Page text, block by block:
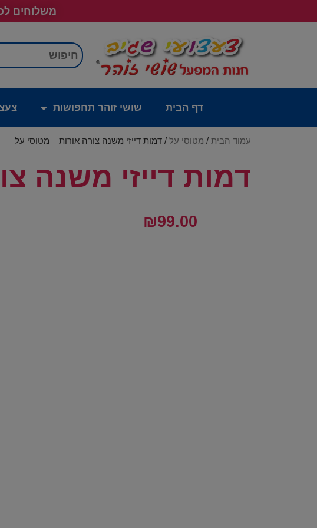
משלוחים לכל חלקי
דף הבית שושי זוהר תחפושות
עמוד הבית / מטוסי על / דמות דייזי משנה צורה אורות – מטוסי על
דמות דייזי משנה
₪99.00